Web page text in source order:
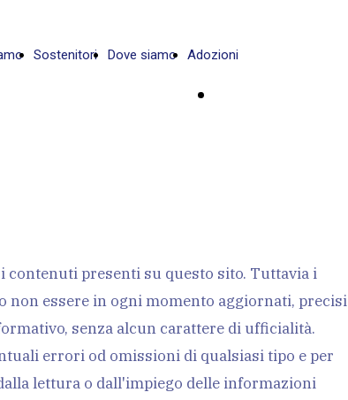
Sostenitori Dove siamo Adozioni
contenuti presenti su questo sito. Tuttavia i
essere in ogni momento aggiornati, precisi
senza alcun carattere di ufficialità.
errori od omissioni di qualsiasi tipo e per
lettura o dall'impiego delle informazioni